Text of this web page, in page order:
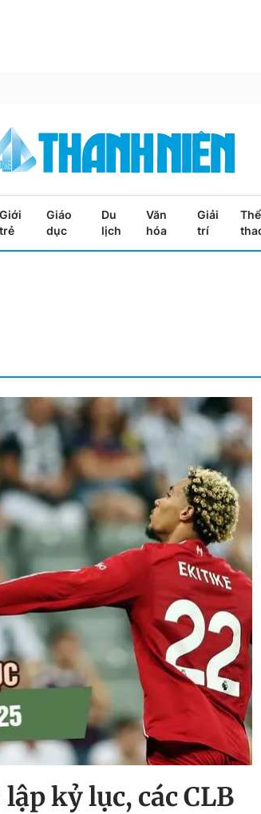
Giới
trẻ
Giáo
dục
Du
lịch
Văn
hóa
Giải
trí
Thể
kỷ lục, các CLB